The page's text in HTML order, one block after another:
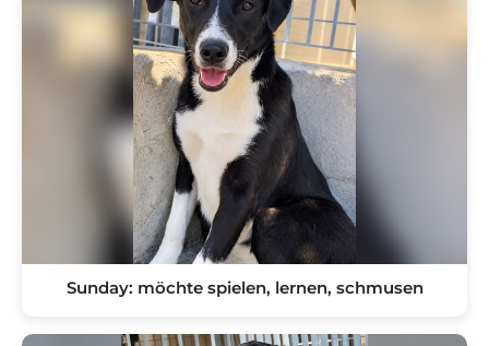
Sunday: möchte spielen, lernen, schmusen